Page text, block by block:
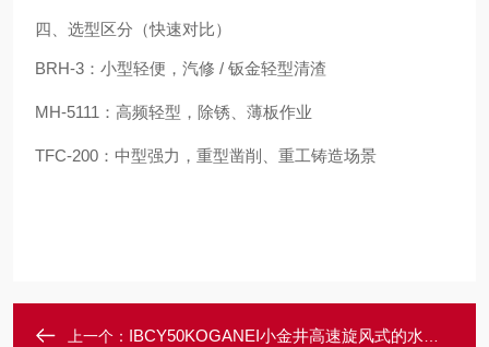
四、选型区分（快速对比）
BRH‑3：小型轻便，汽修 / 钣金轻型清渣
MH‑5111：高频轻型，除锈、薄板作业
TFC‑200：中型强力，重型凿削、重工铸造场景
上一个： IBCY50KOGANEI小金井高速旋风式的水份分离器